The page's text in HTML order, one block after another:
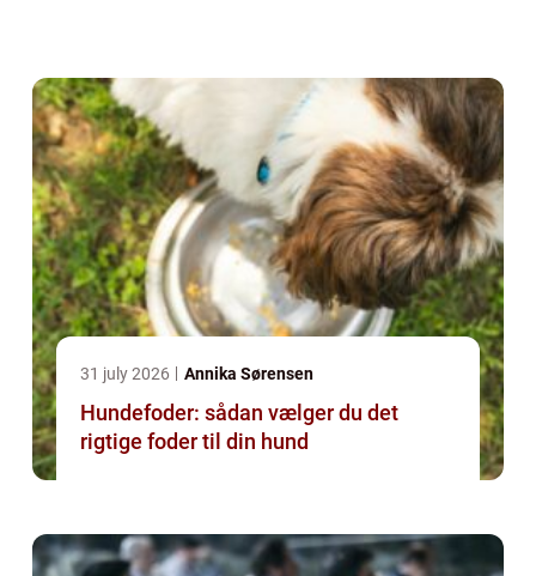
31 july 2026 Annika Sørensen
Hundefoder: sådan vælger du det
rigtige foder til din hund